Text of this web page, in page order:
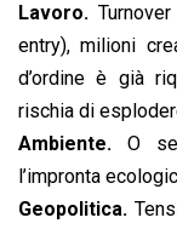
Lavoro.
entry), milioni
d’ordine è già
rischia di
Ambiente. O
l’impronta
Geopolitica.